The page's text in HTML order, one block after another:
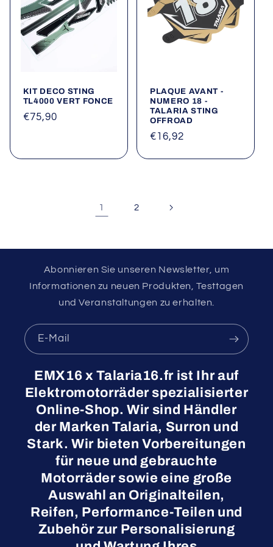
KIT DECO STING
TL4000 VERT FONCE
Normaler
€75,90
PLAQUE AVANT -
NUMERO 18 -
TALARIA STING
OFFROAD
Normaler
€16,92
1 2
Abonnieren Sie unseren Newsletter, um
Informationen zu neuen Produkten, Testtagen
und Veranstaltungen zu erhalten.
E-Mail
EMX16 x Talaria16.fr ist Ihr auf
Elektromotorräder spezialisierter
Online-Shop. Wir sind Händler
der Marken Talaria, Surron und
Stark. Wir bieten Vorbereitungen
für neue und gebrauchte
Motorräder sowie eine große
Auswahl an Originalteilen,
Reifen, Performance-Teilen und
Zubehör zur Personalisierung